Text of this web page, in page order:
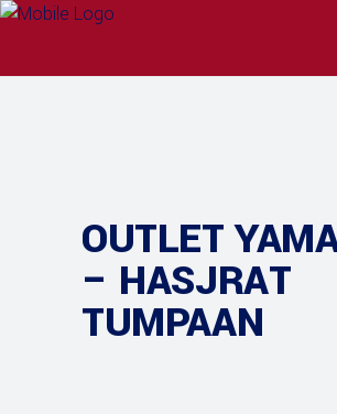
OUTLET
– HASJRAT
TUMPAAN